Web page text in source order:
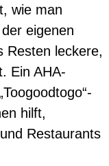
wie man
eigenen
Resten leckere,
Ein AHA-
hilft,
Restaurants